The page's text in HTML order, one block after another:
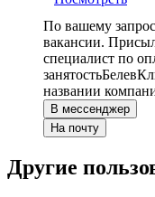
По вашему
вакансии.
специалист по
занятостьБелев
названии
В мессенджер
На почту
Другие